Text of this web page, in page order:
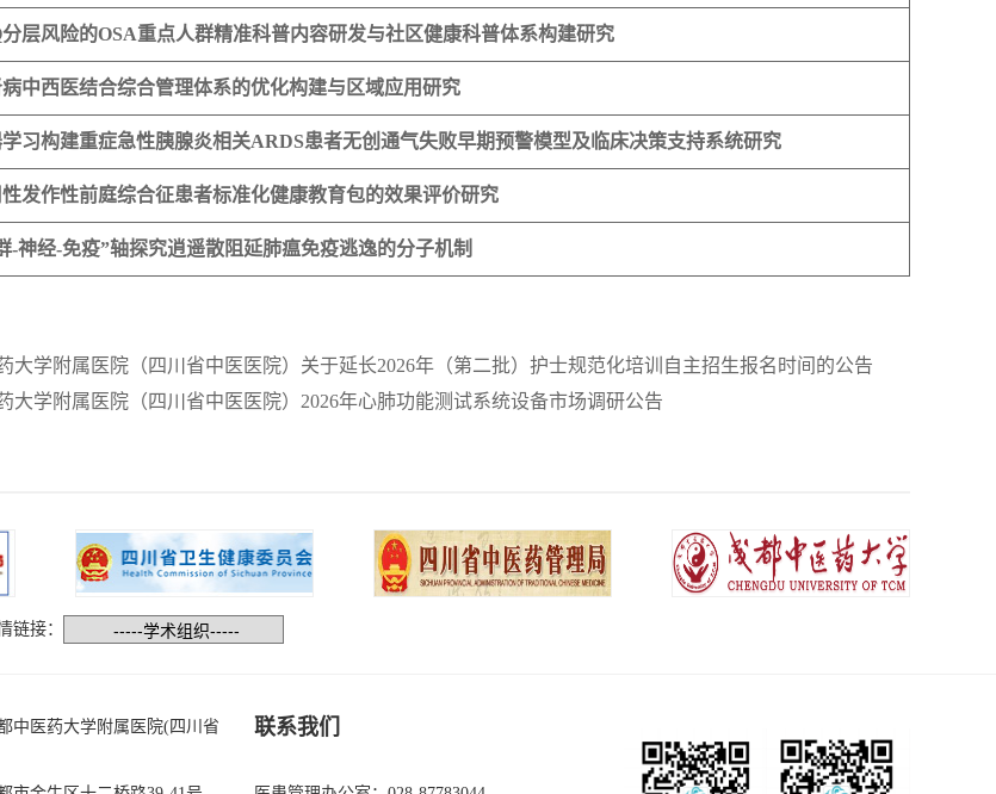
层风险的OSA重点人群精准科普内容研发与社区健康科普体系构建研究
中西医结合综合管理体系的优化构建与区域应用研究
习构建重症急性胰腺炎相关ARDS患者无创通气失败早期预警模型及临床决策支持系统研究
发作性前庭综合征患者标准化健康教育包的效果评价研究
-神经-免疫”轴探究逍遥散阻延肺瘟免疫逃逸的分子机制
大学附属医院（四川省中医医院）关于延长2026年（第二批）护士规范化培训自主招生报名时间的公告
大学附属医院（四川省中医医院）2026年心肺功能测试系统设备市场调研公告
链接：
中医药大学附属医院(四川省
联系我们